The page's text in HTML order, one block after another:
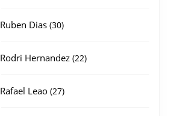
Ruben Dias 3030
Rodri Hernandez 2222
Rafael Leao 2727